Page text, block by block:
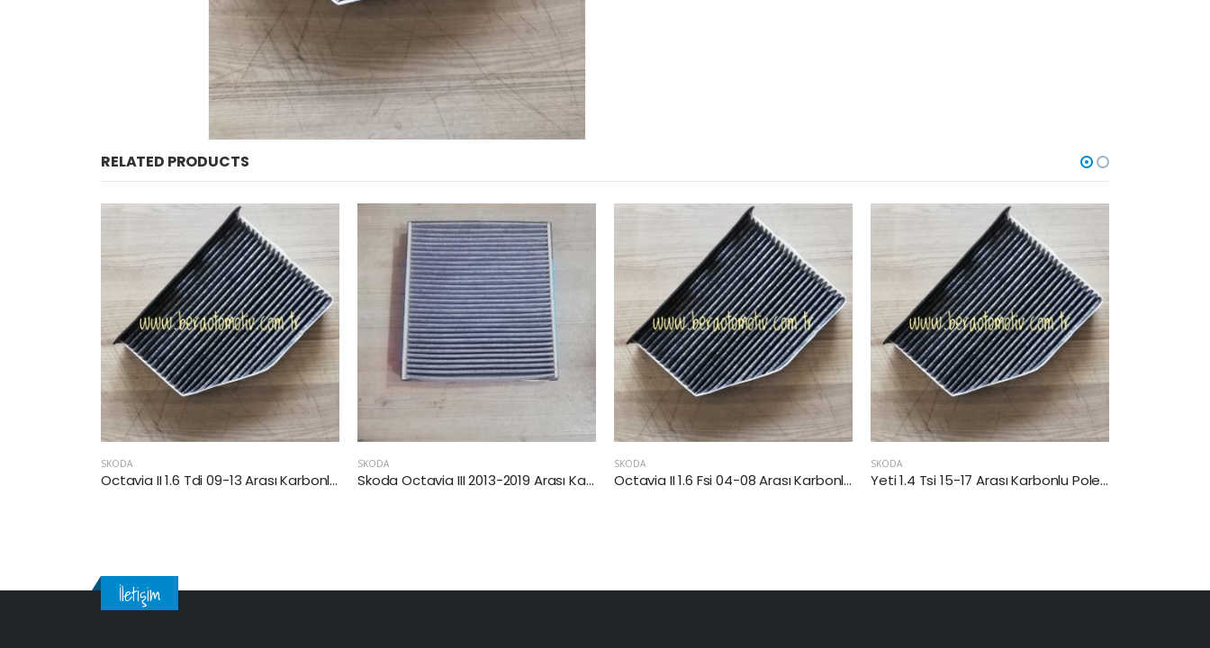
RELATED PRODUCTS
SKODA
Octavia II 1.6 Tdi 09-13 Arası Karbonlu Polen Filtresi (CAY)
SKODA
Skoda Octavia III 2013-2019 Arası Kabin Filtresi
SKODA
Octavia II 1.6 Fsi 04-08 Arası Karbonlu Polen Filtresi (BLF)
SKODA
Yeti 1.4 Tsi 15-17 Arası Karbonlu Polen Filtresi (CZC)
İletişim